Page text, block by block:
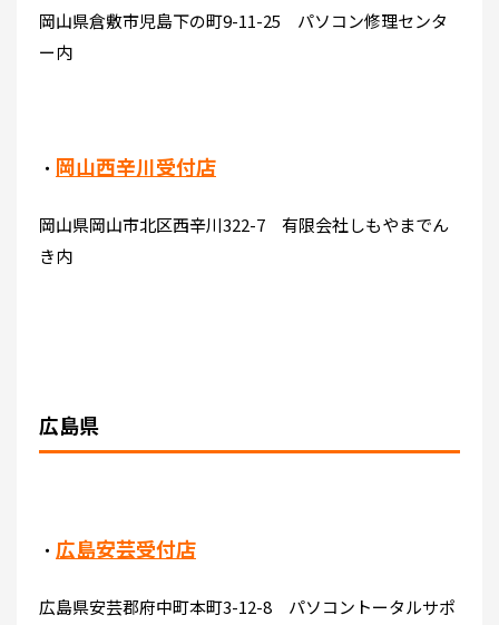
岡山県倉敷市児島下の町9-11-25 パソコン修理センタ
ー内
・ 岡山西辛川受付店
岡山県岡山市北区西辛川322-7 有限会社しもやまでん
き内
広島県
・ 広島安芸受付店
広島県安芸郡府中町本町3-12-8 パソコントータルサポ